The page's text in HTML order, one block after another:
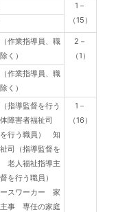
1－
（15）
作業指導員、職
く）
2－
（1）
作業指導員、職
く）
指導監督を行う
障害者福祉司
を行う職員） 知
司（指導監督を
老人福祉指導主
を行う職員）
スワーカー 家
主事 専任の家庭
1－
（16）